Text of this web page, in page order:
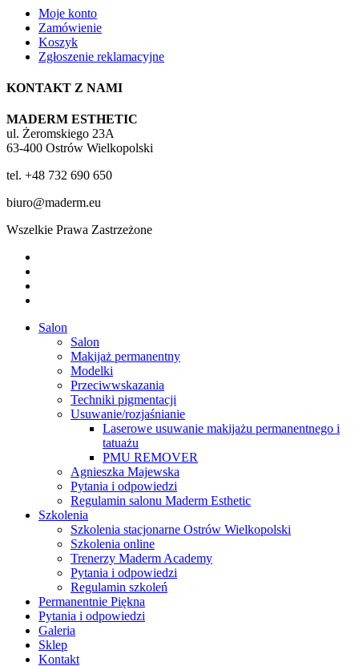
Moje konto
Zamówienie
Koszyk
Zgłoszenie reklamacyjne
KONTAKT Z NAMI
MADERM ESTHETIC
ul. Żeromskiego 23A
63-400 Ostrów Wielkopolski
tel. +48 732 690 650
biuro@maderm.eu
Wszelkie Prawa Zastrzeżone
Close
Salon
Salon
Makijaż permanentny
Modelki
Przeciwwskazania
Techniki pigmentacji
Usuwanie/rozjaśnianie
Laserowe usuwanie makijażu permanentnego i
tatuażu
PMU REMOVER
Agnieszka Majewska
Pytania i odpowiedzi
Regulamin salonu Maderm Esthetic
Szkolenia
Szkolenia stacjonarne Ostrów Wielkopolski
Szkolenia online
Trenerzy Maderm Academy
Pytania i odpowiedzi
Regulamin szkoleń
Permanentnie Piękna
Pytania i odpowiedzi
Galeria
Sklep
Kontakt